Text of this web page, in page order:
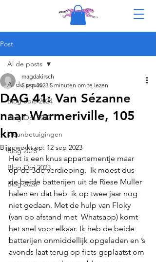
Post
Al de posts
Blog opie 2024
Blog Opi 2022
steunbetuigingen
Blog 2025
Blog Opi 2023
Blog 2026
Al de posts
DAG 41: Van Sézanne
naar Warmeriville, 105
km
magdakirsch
5 sep 2023 5 minuten om te lezen
Bijgewerkt op: 12 sep 2023
Het is een knus appartementje maar
op de 3de verdieping.  Ik moest dus
de beide batterijen uit de Riese Muller
halen en dat heb  ik op twee jaar nog
niet gedaan. Met de hulp van Floky
(van op afstand met  Whatsapp) komt
het snel voor elkaar. Ik heb de beide
batterijen onmiddellijk opgeladen en ’s
avonds laat terug op fiets geplaatst om